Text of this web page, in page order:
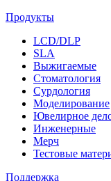
Продукты
LCD/DLP
SLA
Выжигаемые
Стоматология
Сурдология
Моделирование
Ювелирное
Инженерные
Мерч
Тестовые
Поддержка